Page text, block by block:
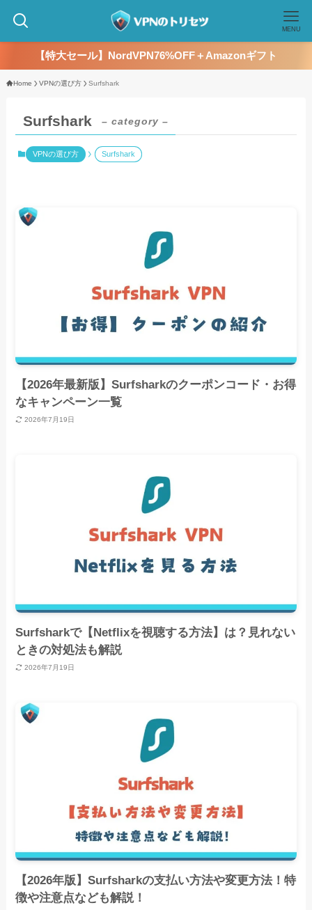
MENU
【特大セール】NordVPN76%OFF＋Amazonギフト
Home VPNの選び方 Surfshark
Surfshark – category –
VPNの選び方 Surfshark
【2026年最新版】Surfsharkのクーポンコード・お得
なキャンペーン一覧
2026年7月19日
Surfsharkで【Netflixを視聴する方法】は？見れない
ときの対処法も解説
2026年7月19日
【2026年版】Surfsharkの支払い方法や変更方法！特
徴や注意点なども解説！